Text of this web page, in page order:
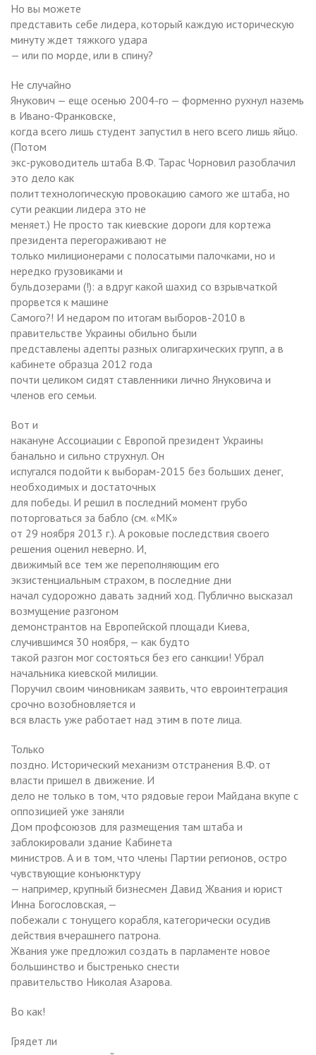
Но вы можете
представить себе лидера, который каждую историческую
минуту ждет тяжкого удара
— или по морде, или в спину?
Не случайно
Янукович — еще осенью 2004-го — форменно рухнул наземь
в Ивано-Франковске,
когда всего лишь студент запустил в него всего лишь яйцо.
(Потом
экс-руководитель штаба В.Ф. Тарас Чорновил разоблачил
это дело как
политтехнологическую провокацию самого же штаба, но
сути реакции лидера это не
меняет.) Не просто так киевские дороги для кортежа
президента перегораживают не
только милиционерами с полосатыми палочками, но и
нередко грузовиками и
бульдозерами (!): а вдруг какой шахид со взрывчаткой
прорвется к машине
Самого?! И недаром по итогам выборов-2010 в
правительстве Украины обильно были
представлены адепты разных олигархических групп, а в
кабинете образца 2012 года
почти целиком сидят ставленники лично Януковича и
членов его семьи.
Вот и
накануне Ассоциации с Европой президент Украины
банально и сильно струхнул. Он
испугался подойти к выборам-2015 без больших денег,
необходимых и достаточных
для победы. И решил в последний момент грубо
поторговаться за бабло (см. «МК»
от 29 ноября 2013 г.). А роковые последствия своего
решения оценил неверно. И,
движимый все тем же переполняющим его
экзистенциальным страхом, в последние дни
начал судорожно давать задний ход. Публично высказал
возмущение разгоном
демонстрантов на Европейской площади Киева,
случившимся 30 ноября, — как будто
такой разгон мог состояться без его санкции! Убрал
начальника киевской милиции.
Поручил своим чиновникам заявить, что евроинтеграция
срочно возобновляется и
вся власть уже работает над этим в поте лица.
Только
поздно. Исторический механизм отстранения В.Ф. от
власти пришел в движение. И
дело не только в том, что рядовые герои Майдана вкупе с
оппозицией уже заняли
Дом профсоюзов для размещения там штаба и
заблокировали здание Кабинета
министров. А и в том, что члены Партии регионов, остро
чувствующие конъюнктуру
— например, крупный бизнесмен Давид Жвания и юрист
Инна Богословская, —
побежали с тонущего корабля, категорически осудив
действия вчерашнего патрона.
Жвания уже предложил создать в парламенте новое
большинство и быстренько снести
правительство Николая Азарова.
Во как!
Грядет ли